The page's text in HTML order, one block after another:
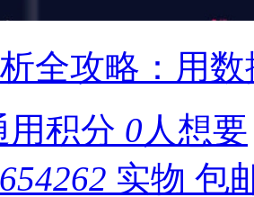
全攻略：用
用积分 0人想要
实物 包